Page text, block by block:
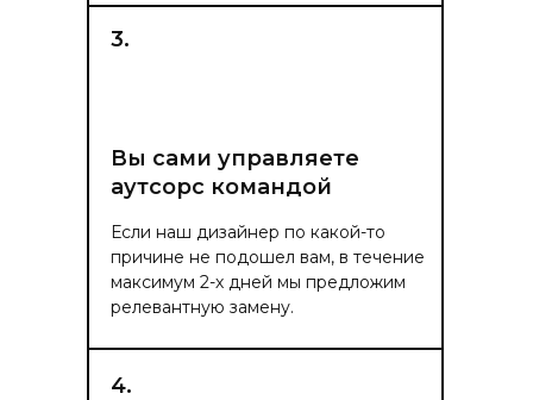
Вы сами управляете
аутсорс командой
Если наш дизайнер по какой-то
причине не подошел вам, в течение
максимум 2-х дней мы предложим
релевантную замену.
4.
3.